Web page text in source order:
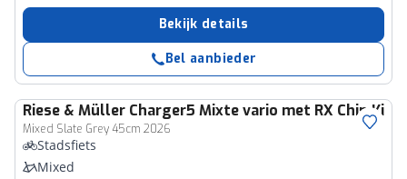
Bekijk details
Bel aanbieder
Riese & Müller Charger5 Mixte vario met RX Chip
Mixed Slate Grey 45cm 2026
Stadsfiets
Mixed